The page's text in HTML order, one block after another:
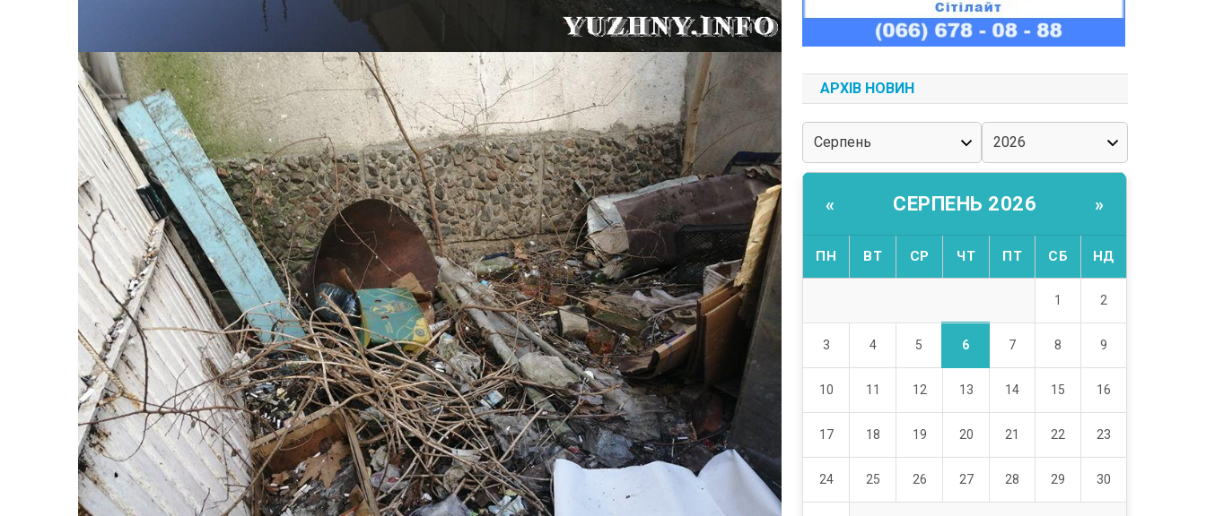
АРХІВ НОВИН
« СЕРПЕНЬ 2026 »
ПН ВТ СР ЧТ ПТ СБ НД
1 2
3 4 5 6 7 8 9
10 11 12 13 14 15 16
17 18 19 20 21 22 23
24 25 26 27 28 29 30